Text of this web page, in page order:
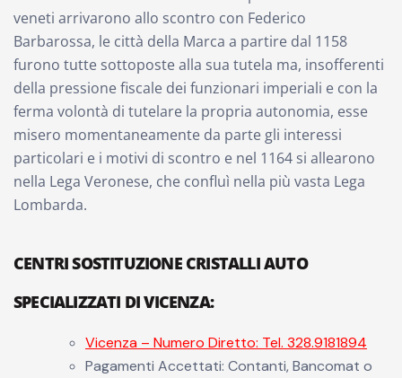
veneti arrivarono allo scontro con Federico
Barbarossa, le città della Marca a partire dal 1158
furono tutte sottoposte alla sua tutela ma, insofferenti
della pressione fiscale dei funzionari imperiali e con la
ferma volontà di tutelare la propria autonomia, esse
misero momentaneamente da parte gli interessi
particolari e i motivi di scontro e nel 1164 si allearono
nella Lega Veronese, che confluì nella più vasta Lega
Lombarda.
CENTRI SOSTITUZIONE CRISTALLI AUTO
SPECIALIZZATI DI VICENZA:
Vicenza – Numero Diretto: Tel. 328.9181894
Pagamenti Accettati: Contanti, Bancomat o